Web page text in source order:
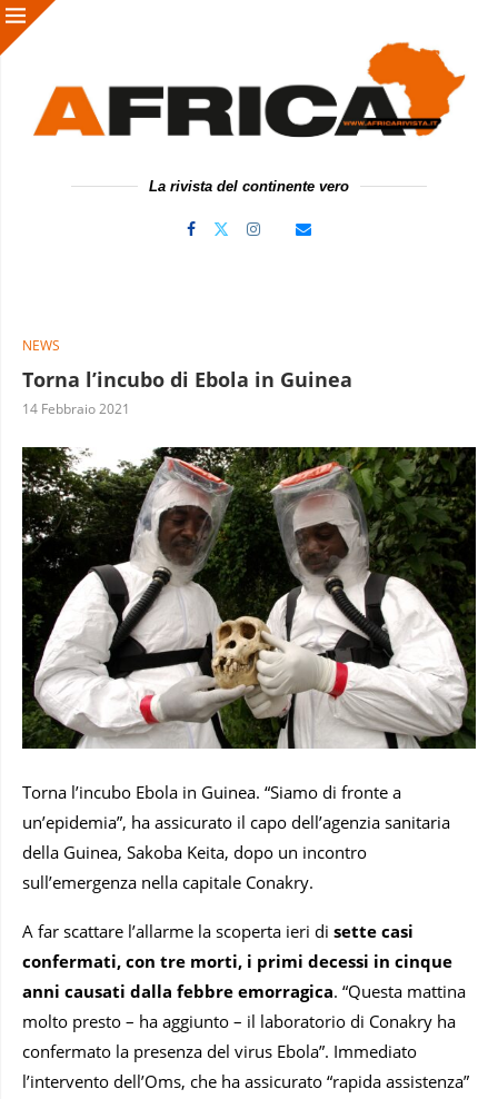
La rivista del continente vero
NEWS
Torna l’incubo di Ebola in Guinea
14 Febbraio 2021
Torna l’incubo Ebola in Guinea. “Siamo di fronte a
un’epidemia”, ha assicurato il capo dell’agenzia sanitaria
della Guinea, Sakoba Keita, dopo un incontro
sull’emergenza nella capitale Conakry.
A far scattare l’allarme la scoperta ieri di sette casi
confermati, con tre morti, i primi decessi in cinque
anni causati dalla febbre emorragica. “Questa mattina
molto presto – ha aggiunto – il laboratorio di Conakry ha
confermato la presenza del virus Ebola”. Immediato
l’intervento dell’Oms, che ha assicurato “rapida assistenza”